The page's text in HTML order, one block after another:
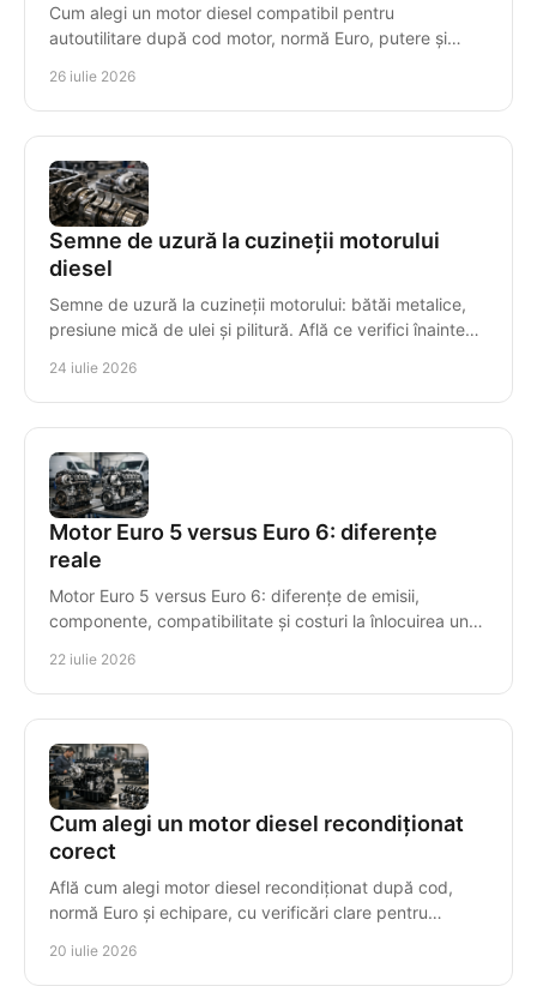
Cum alegi un motor diesel compatibil pentru
autoutilitare după cod motor, normă Euro, putere și
staționare.
26 iulie 2026
Semne de uzură la cuzineții motorului
diesel
Semne de uzură la cuzineții motorului: bătăi metalice,
presiune mică de ulei și pilitură. Află ce verifici înainte
24 iulie 2026
Motor Euro 5 versus Euro 6: diferențe
reale
Motor Euro 5 versus Euro 6: diferențe de emisii,
componente, compatibilitate și costuri la înlocuirea unui
22 iulie 2026
Cum alegi un motor diesel recondiționat
corect
Află cum alegi motor diesel recondiționat după cod,
normă Euro și echipare, cu verificări clare pentru
20 iulie 2026